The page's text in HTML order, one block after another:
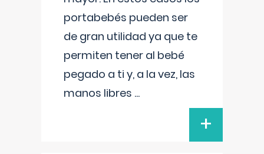
portabebés pueden ser
de gran utilidad ya que te
permiten tener al bebé
pegado a ti y, a la vez, las
manos libres ...
+